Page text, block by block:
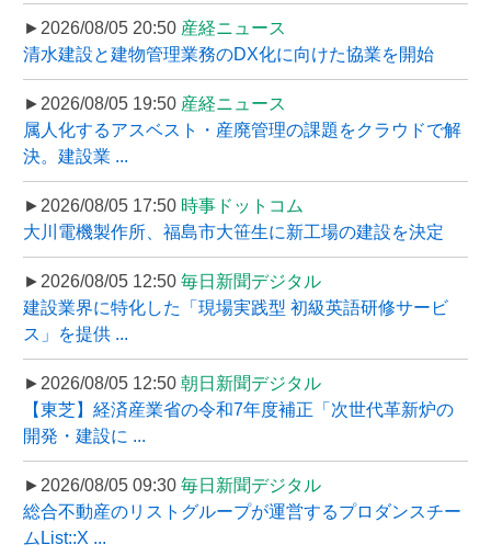
►2026/08/05 20:50 産経ニュース
清水建設と建物管理業務のDX化に向けた協業を開始
►2026/08/05 19:50 産経ニュース
属人化するアスベスト・産廃管理の課題をクラウドで解
決。建設業 ...
►2026/08/05 17:50 時事ドットコム
大川電機製作所、福島市大笹生に新工場の建設を決定
►2026/08/05 12:50 毎日新聞デジタル
建設業界に特化した「現場実践型 初級英語研修サービ
ス」を提供 ...
►2026/08/05 12:50 朝日新聞デジタル
【東芝】経済産業省の令和7年度補正「次世代革新炉の
開発・建設に ...
►2026/08/05 09:30 毎日新聞デジタル
総合不動産のリストグループが運営するプロダンスチー
ムList::X ...